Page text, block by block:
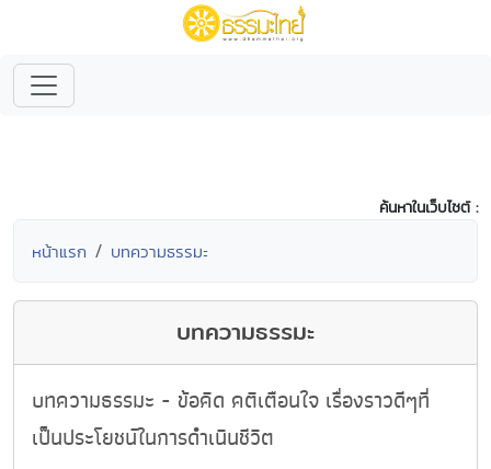
ค้นหาในเว็บไซต์ :
หน้าแรก บทความธรรมะ
บทความธรรมะ
บทความธรรมะ - ข้อคิด คติเตือนใจ เรื่องราวดีๆที่
เป็นประโยชน์ในการดำเนินชีวิต